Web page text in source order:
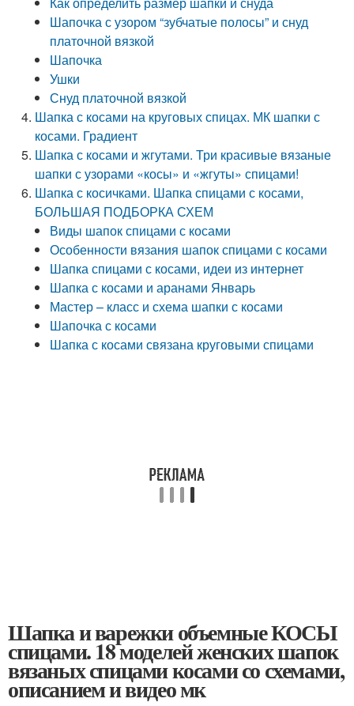
Шапочка с узором “зубчатые полосы” и снуд
платочной вязкой
Шапочка
Ушки
Снуд платочной вязкой
Шапка с косами на круговых спицах. МК шапки с
косами. Градиент
Шапка с косами и жгутами. Три красивые вязаные
шапки с узорами «косы» и «жгуты» спицами!
Шапка с косичками. Шапка спицами с косами,
БОЛЬШАЯ ПОДБОРКА СХЕМ
Виды шапок спицами с косами
Особенности вязания шапок спицами с косами
Шапка спицами с косами, идеи из интернет
Шапка с косами и аранами Январь
Мастер – класс и схема шапки с косами
Шапочка с косами
Шапка с косами связана круговыми спицами
Шапка и варежки объемные КОСЫ
спицами. 18 моделей женских шапок
вязаных спицами косами со схемами,
описанием и видео мк